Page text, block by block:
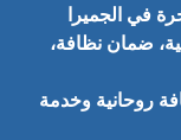
في الجميرا
ضمان نظافة،
روحانية وخدمة